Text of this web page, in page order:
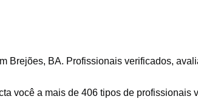
Brejões, BA. Profissionais verificados,
você a mais de 406 tipos de profissionais